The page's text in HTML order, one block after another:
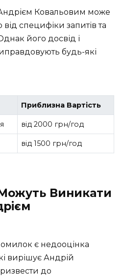
Андрієм Ковальовим може
специфіки запитів та
його досвід і
будь-які
Приблизна Вартість
від 2000 грн/год
від 1500 грн/год
Виникати
є недооцінка
вирішує Андрій
до